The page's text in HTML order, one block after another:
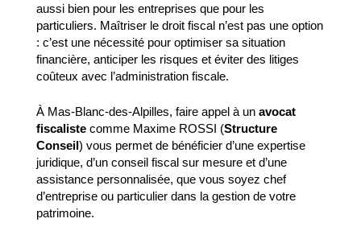
aussi bien pour les entreprises que pour les
particuliers. Maîtriser le droit fiscal n’est pas une option
: c’est une nécessité pour optimiser sa situation
financière, anticiper les risques et éviter des litiges
coûteux avec l’administration fiscale.
À Mas-Blanc-des-Alpilles, faire appel à un avocat
fiscalistecomme Maxime ROSSI (Structure
Conseil) vous permet de bénéficier d’une expertise
juridique, d’un conseil fiscal sur mesure et d’une
assistance personnalisée, que vous soyez chef
d’entreprise ou particulier dans la gestion de votre
patrimoine.